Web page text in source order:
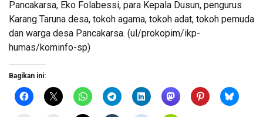
Pancakarsa, Eko Folabessi, para Kepala Dusun, pengurus
Karang Taruna desa, tokoh agama, tokoh adat, tokoh pemuda
dan warga desa Pancakarsa. (ul/prokopim/ikp-
humas/kominfo-sp)
Bagikan ini: